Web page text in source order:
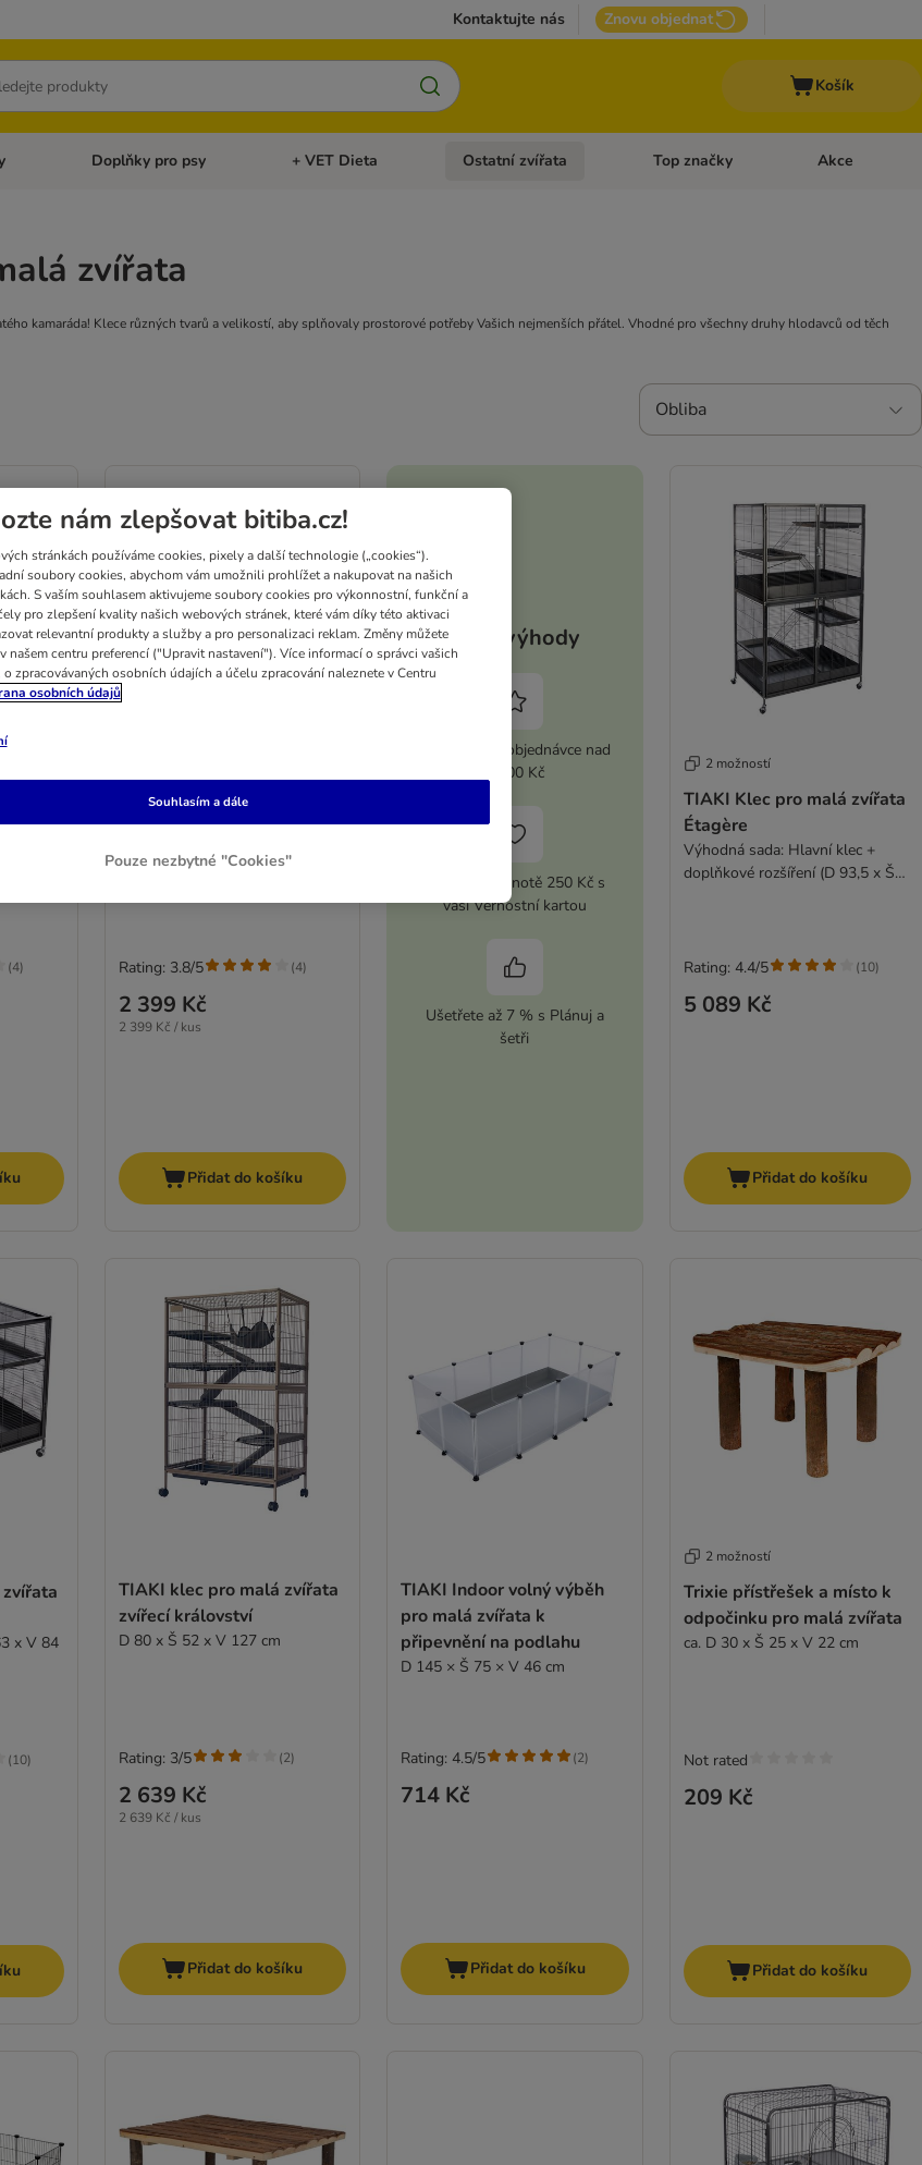
Kontaktujte nás Znovu objednat
Košík
pro kočkyOtevřít menu: Krmivo pro psy
Doplňky pro psy Otevřít menu: Doplňky pro psy
+ VET Dieta Otevřít menu: + VET Dieta
Ostatní zvířata Otevřít menu: Ostatní zvířata
Top značky Otevřít menu:
Akce
zvířata
kamaráda! Klece různých tvarů a velikostí, aby splňovaly prostorové potřeby Vašich nejmenších přátel. Vhodné pro všechny druhy hlodavců od těch
Obliba
bílý
(4)
TIAKI výběh pro křečky, bílý
D 79 x Š 44 x V 60 cm
2 399 Kč
2 399 Kč / kus
Rating: 3.8/5 (4)
Přidat do košíku
Vaše výhody
5% sleva při objednávce nad
2 100 Kč
Kupón v hodnotě 250 Kč s
vaší Věrnostní kartou
Ušetřete až 7 % s Plánuj a
šetři
2 možností
TIAKI Klec pro malá zvířata
Étagère
Výhodná sada: Hlavní klec +
doplňkové rozšíření (D 93,5 x Š
5 089 Kč
Rating: 4.4/5 (10)
Přidat do košíku
x V 84
(10)
TIAKI klec pro malá zvířata
zvířecí království
D 80 x Š 52 x V 127 cm
2 639 Kč
2 639 Kč / kus
Rating: 3/5 (2)
Přidat do košíku
TIAKI Indoor volný výběh
pro malá zvířata k
připevnění na podlahu
D 145 × Š 75 × V 46 cm
714 Kč
Rating: 4.5/5 (2)
Přidat do košíku
2 možností
Trixie přístřešek a místo k
odpočinku pro malá zvířata
ca. D 30 x Š 25 x V 22 cm
209 Kč
Not rated
Přidat do košíku
nám zlepšovat bitiba.cz!
stránkách používáme cookies, pixely a další technologie („cookies“).
soubory cookies, abychom vám umožnili prohlížet a nakupovat na našich
S vaším souhlasem aktivujeme soubory cookies pro výkonnostní, funkční a
pro zlepšení kvality našich webových stránek, které vám díky této aktivaci
relevantní produkty a služby a pro personalizaci reklam. Změny můžete
našem centru preferencí ("Upravit nastavení"). Více informací o správci vašich
zpracovávaných osobních údajích a účelu zpracování naleznete v Centru
osobních údajů
Pouze nezbytné "Cookies"
Souhlasím a dále